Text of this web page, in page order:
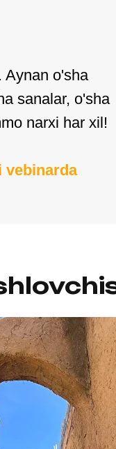
Aynan o'sha
sanalar, o'sha
narxi har xil!
vebinarda